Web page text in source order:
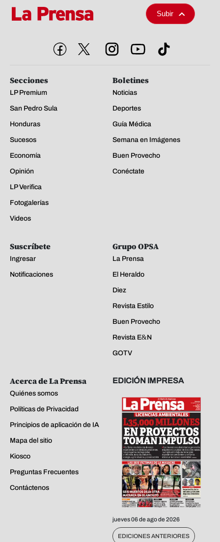
Subir
Secciones
LP Premium
San Pedro Sula
Honduras
Sucesos
Economía
Opinión
LP Verifica
Fotogalerías
Videos
Boletines
Noticias
Deportes
Guía Médica
Semana en Imágenes
Buen Provecho
Conéctate
Suscríbete
Ingresar
Notificaciones
Grupo OPSA
La Prensa
El Heraldo
Diez
Revista Estilo
Buen Provecho
Revista E&N
GOTV
Acerca de La Prensa
Quiénes somos
Políticas de Privacidad
Principios de aplicación de IA
Mapa del sitio
Kiosco
Preguntas Frecuentes
Contáctenos
EDICIÓN IMPRESA
jueves 06 de ago de 2026
EDICIONES ANTERIORES